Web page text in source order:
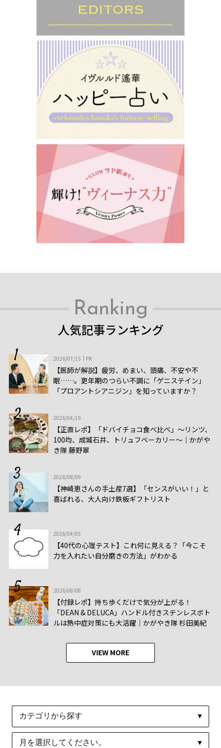
Ranking
人気記事ランキング
2026/07/15 PR
【医師が解説】疲労、めまい、頭痛、不安や不
眠……。更年期のつらい不調に「ゲニステイン」
「プロアントシアニジン」を知っていますか？
2026/04/19
【正直レポ】「ドバイチョコ食べ比べ」～リンツ、
100均、成城石井、トリュフベーカリー～｜かがや
き隊 藤野翠
2026/08/09
【神崎恵さんの手土産7選】「センスがいい！」と
喜ばれる、大人向け鉄板ギフトリスト
2026/04/05
【40代の心理テスト】これ何に見える？「今こそ
力を入れたい自分磨きの方法」がわかる
2026/08/08
【付録レポ】持ち歩くだけで気分が上がる！
「DEAN & DELUCA」ハンドル付きステンレスボト
ルは熱中症対策にも大活躍│かがやき隊 杉田美紀
VIEW MORE